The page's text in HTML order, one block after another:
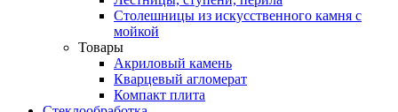
Столешницы из искусственного камня с
мойкой
Товары
Акриловый камень
Кварцевый агломерат
Компакт плита